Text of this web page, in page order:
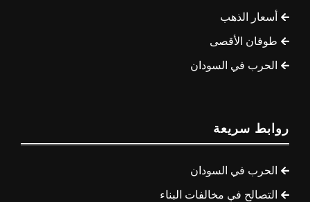
أسعار الذهب
طوفان الأقصى
الحرب في السودان
روابط سريعة
الحرب في السودان
التصالح في مخالفات البناء